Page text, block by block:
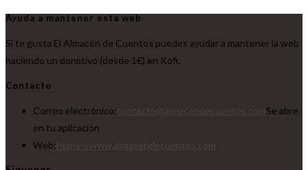
Ayuda a mantener esta web
Si te gusta El Almacén de Cuentos puedes ayudar a mantener la web
haciendo un donativo (desde 1€) en Kofi.
Contacto
Correo electrónico:
Se abre
en tu aplicación
Web: